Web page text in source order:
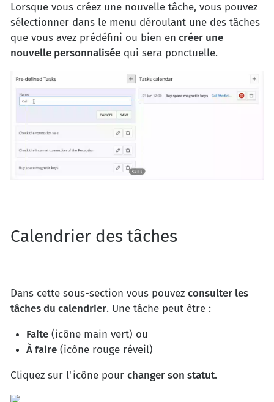
Lorsque vous créez une nouvelle tâche, vous pouvez
sélectionner dans le menu déroulant une des tâches
que vous avez prédéfini ou bien en créer une
nouvelle personnalisée qui sera ponctuelle.
Calendrier des tâches
Dans cette sous-section vous pouvez consulter les
tâches du calendrier. Une tâche peut être :
Faite(icône main vert) ou
À faire(icône rouge réveil)
Cliquez sur l'icône pour changer son statut.